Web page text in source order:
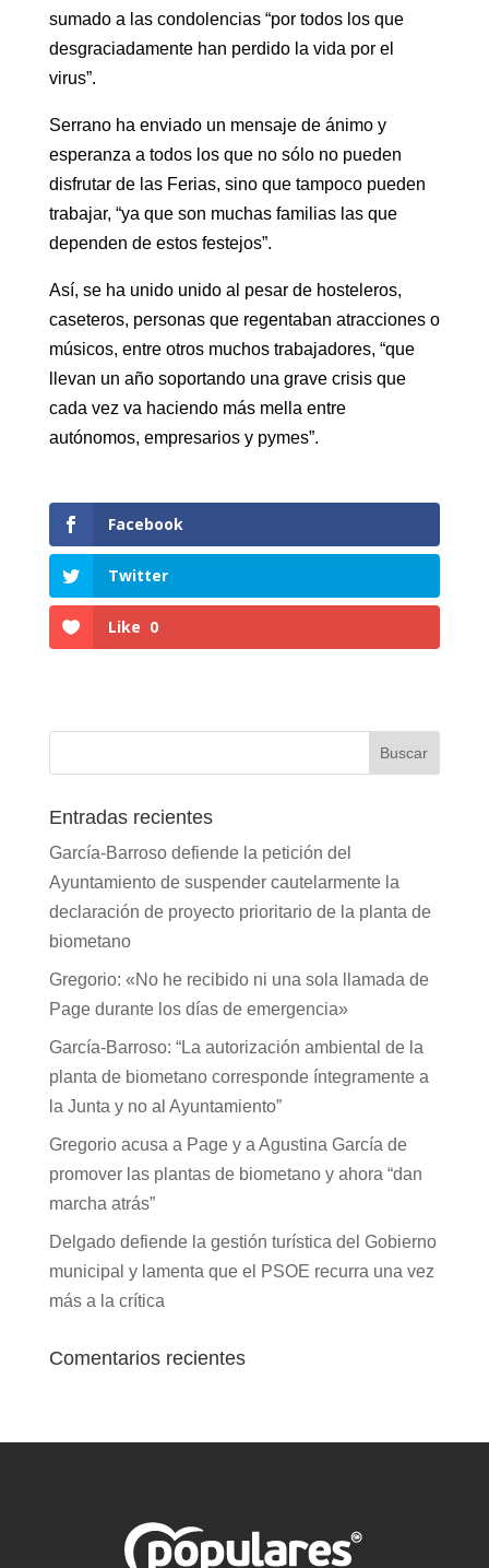
sumado a las condolencias “por todos los que
desgraciadamente han perdido la vida por el
virus”.
Serrano ha enviado un mensaje de ánimo y
esperanza a todos los que no sólo no pueden
disfrutar de las Ferias, sino que tampoco pueden
trabajar, “ya que son muchas familias las que
dependen de estos festejos”.
Así, se ha unido unido al pesar de hosteleros,
caseteros, personas que regentaban atracciones o
músicos, entre otros muchos trabajadores, “que
llevan un año soportando una grave crisis que
cada vez va haciendo más mella entre
autónomos, empresarios y pymes”.
Facebook
Twitter
Like 0
Entradas recientes
García-Barroso defiende la petición del
Ayuntamiento de suspender cautelarmente la
declaración de proyecto prioritario de la planta de
biometano
Gregorio: «No he recibido ni una sola llamada de
Page durante los días de emergencia»
García-Barroso: “La autorización ambiental de la
planta de biometano corresponde íntegramente a
la Junta y no al Ayuntamiento”
Gregorio acusa a Page y a Agustina García de
promover las plantas de biometano y ahora “dan
marcha atrás”
Delgado defiende la gestión turística del Gobierno
municipal y lamenta que el PSOE recurra una vez
más a la crítica
Comentarios recientes